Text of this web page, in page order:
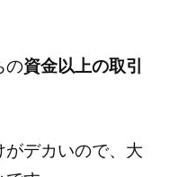
の資金以上の取引
がデカいので、大